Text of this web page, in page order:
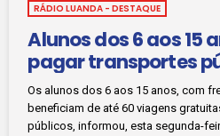
RÁDIO LUANDA - DESTAQUE
Alunos dos 6 aos 15
pagar transportes
Os alunos dos 6 aos 15 anos, com
beneficiam de até 60 viagens
públicos, informou, esta segunda-